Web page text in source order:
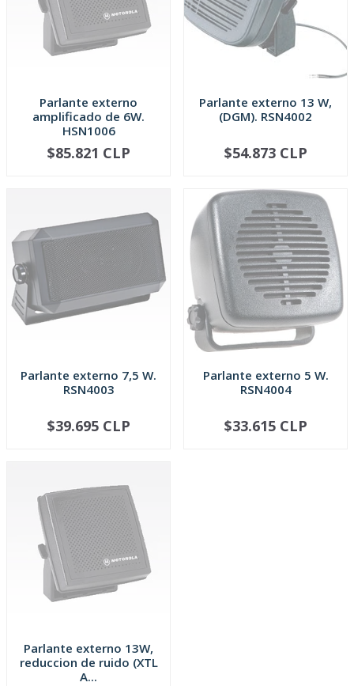
Parlante externo
amplificado de 6W.
HSN1006
SOLD OUT
$85.821 CLP
Parlante externo 13 W,
(DGM). RSN4002
SOLD OUT
$54.873 CLP
Parlante externo 7,5 W.
RSN4003
SOLD OUT
$39.695 CLP
Parlante externo 5 W.
RSN4004
SOLD OUT
$33.615 CLP
Parlante externo 13W,
reduccion de ruido (XTL
A...